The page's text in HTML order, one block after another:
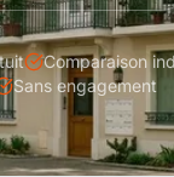
Comparaison
Sans engagement